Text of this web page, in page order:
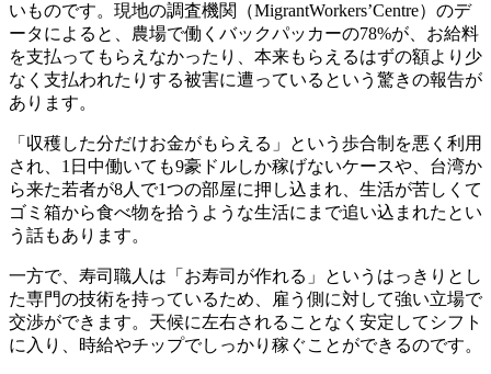
いものです。現地の調査機関（MigrantWorkers’Centre）のデ
ータによると、農場で働くバックパッカーの78%が、お給料
を支払ってもらえなかったり、本来もらえるはずの額より少
なく支払われたりする被害に遭っているという驚きの報告が
あります。
「収穫した分だけお金がもらえる」という歩合制を悪く利用
され、1日中働いても9豪ドルしか稼げないケースや、台湾か
ら来た若者が8人で1つの部屋に押し込まれ、生活が苦しくて
ゴミ箱から食べ物を拾うような生活にまで追い込まれたとい
う話もあります。
一方で、寿司職人は「お寿司が作れる」というはっきりとし
た専門の技術を持っているため、雇う側に対して強い立場で
交渉ができます。天候に左右されることなく安定してシフト
に入り、時給やチップでしっかり稼ぐことができるのです。